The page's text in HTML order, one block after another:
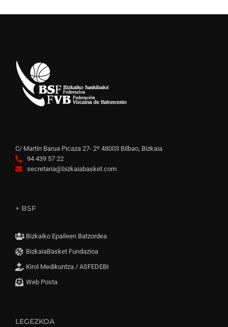
C/ Martín Barua Picaza 27- 2º 48003 Bilbao, Bizkaia
94 439 57 22
secretaria@bizkaiabasket.com
+ BSF
Bizkaiko Epaileen Batzordea
BizkaiaBasket Fundazioa
Kirol Medikuntza / ASFEDEBI
Web Posta
LEGEZKOA